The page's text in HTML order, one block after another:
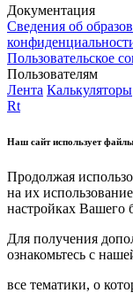
Документация
Сведения об
Пользовательское
Пользователям
Лента Калькуляторы
Rt
Наш сайт использует
Продолжая
на их
настройках Вашего
Для получения
ознакомьтесь с
все тематики, о